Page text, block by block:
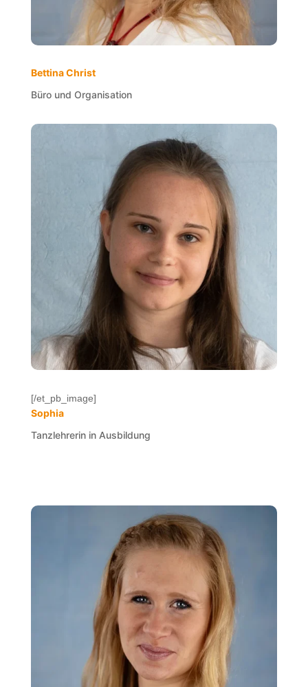
Bettina Christ
Büro und Organisation
[/et_pb_image]
Sophia
Tanzlehrerin in Ausbildung